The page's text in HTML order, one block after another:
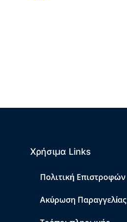
Χρήσιμα Links
Πολιτική Επιστροφών
Ακύρωση Παραγγελίας